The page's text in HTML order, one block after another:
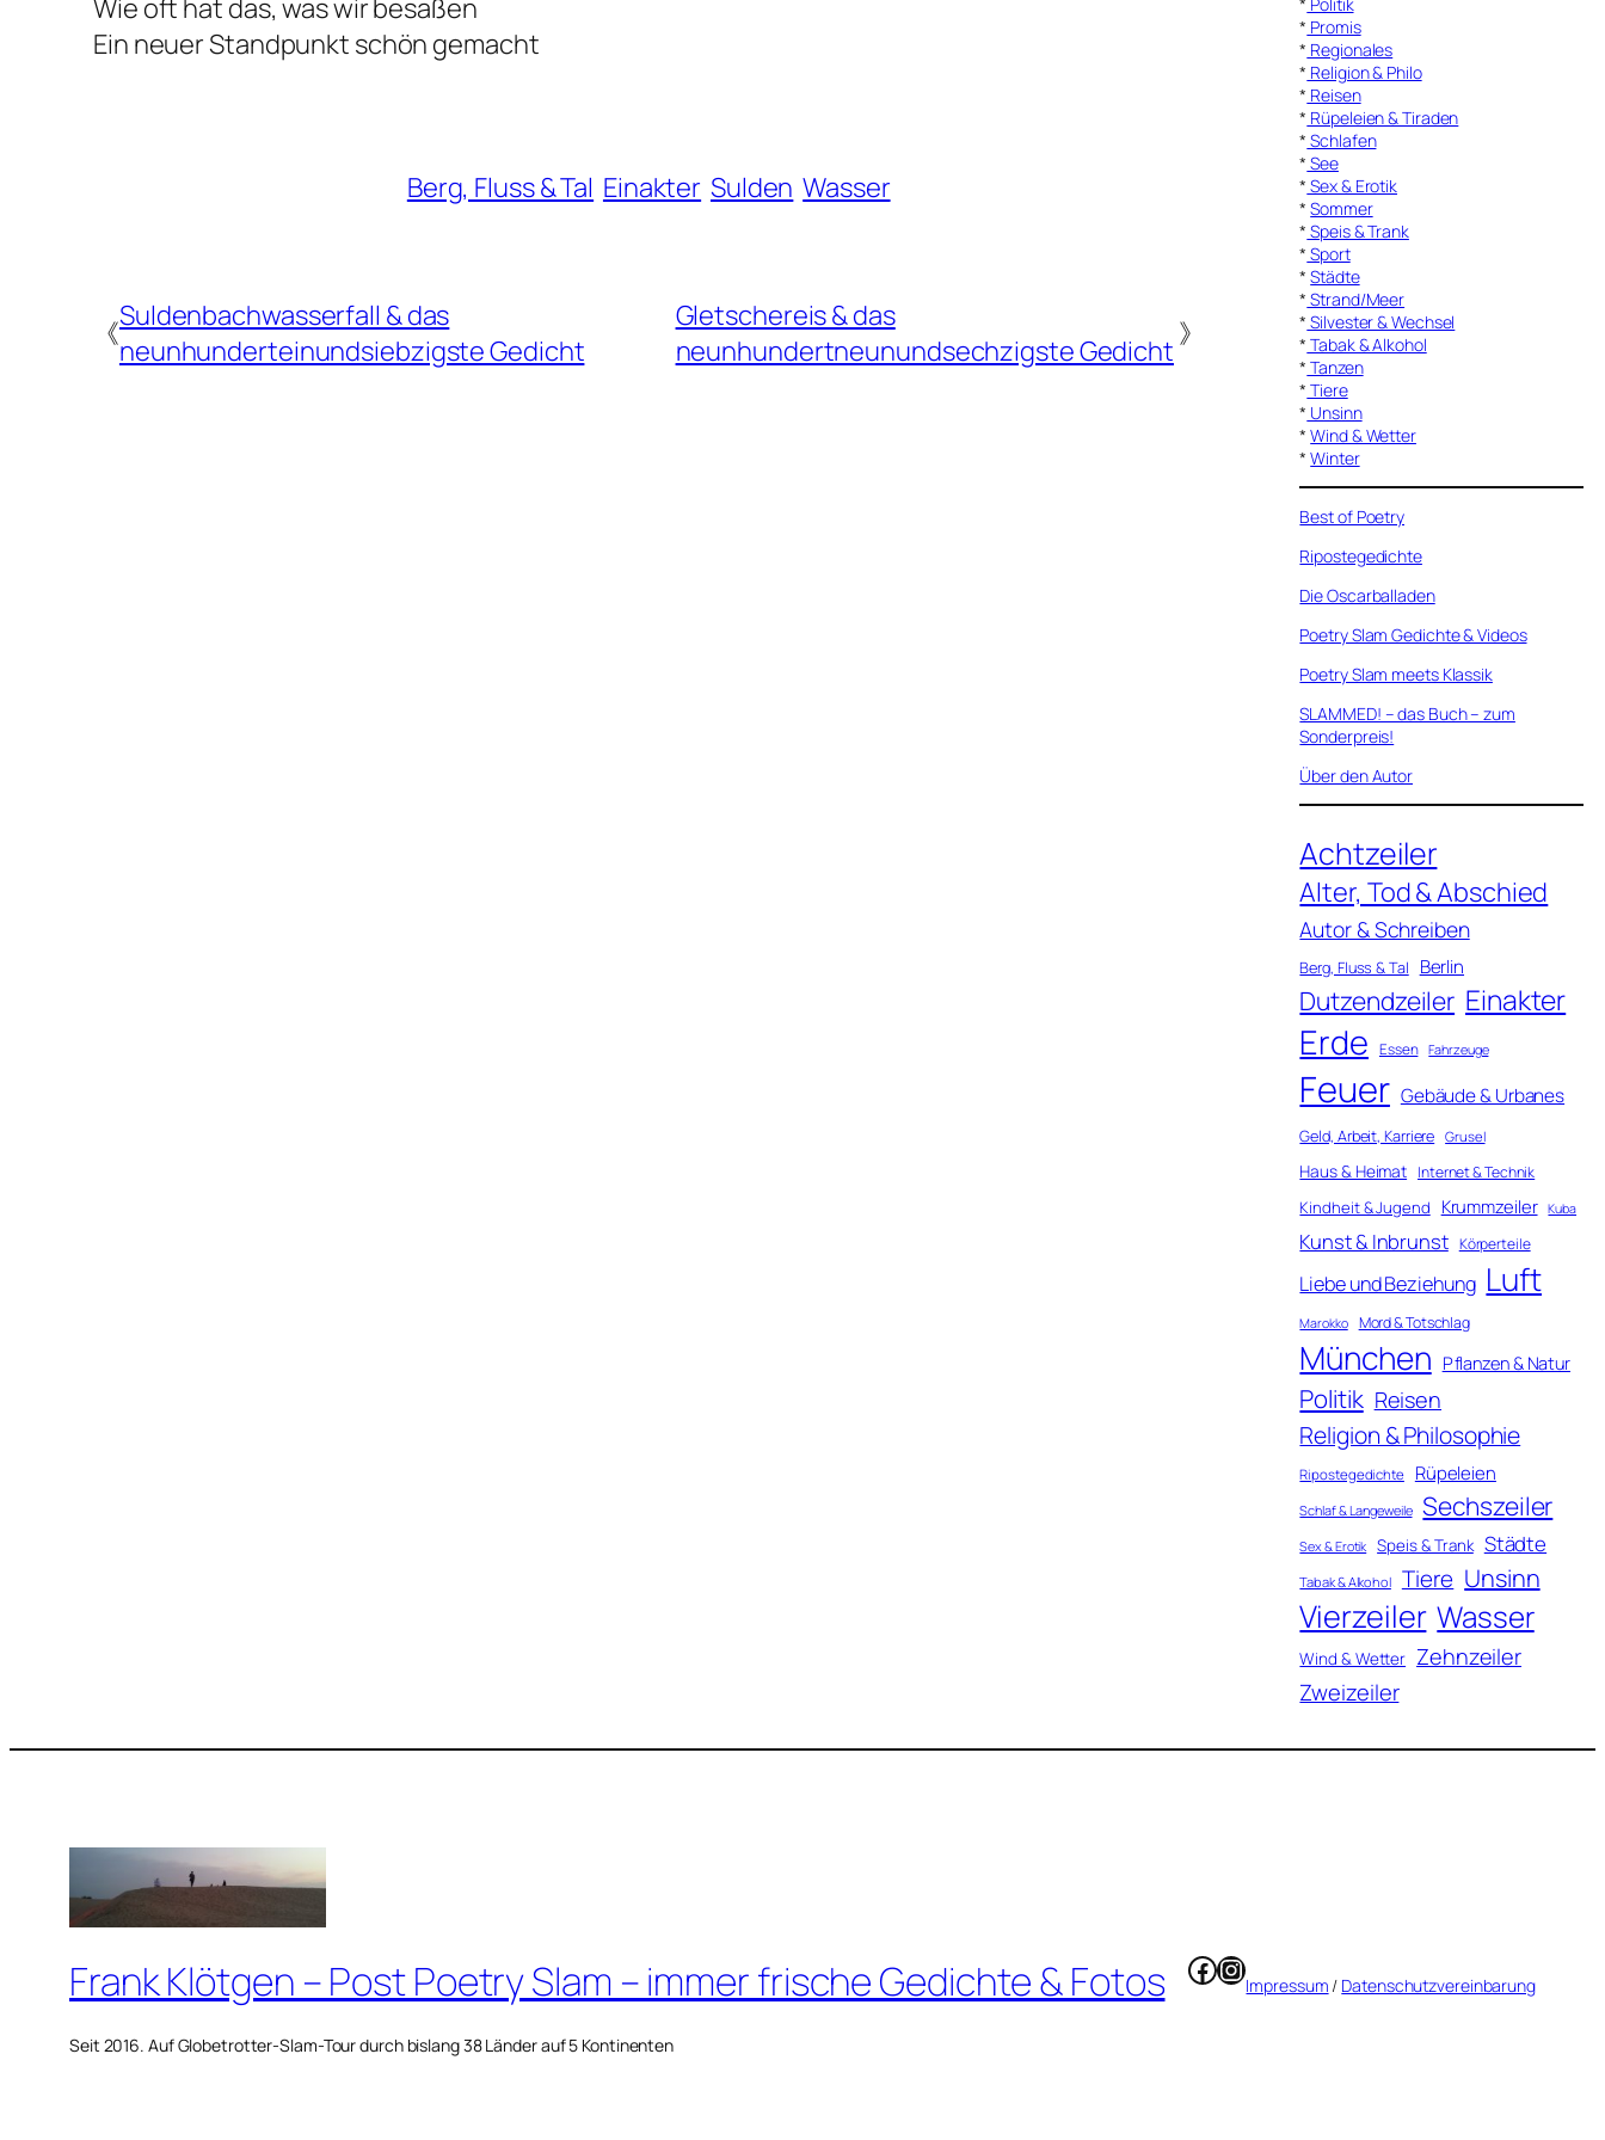
Wie oft hat das, was wir besaßen
Ein neuer Standpunkt schön gemacht
Berg, Fluss & Tal Einakter Sulden Wasser
《Suldenbachwasserfall & das
neunhunderteinundsiebzigste Gedicht
Gletschereis & das
neunhundertneunundsechzigste Gedicht 》
* Promis
* Regionales
* Religion & Philo
* Reisen
* Rüpeleien & Tiraden
* Schlafen
* See
* Sex & Erotik
*Sommer
* Speis & Trank
* Sport
*Städte
* Strand/Meer
* Silvester & Wechsel
* Tabak & Alkohol
* Tanzen
* Tiere
* Unsinn
*Wind & Wetter
*Winter
Best of Poetry
Ripostegedichte
Die Oscarballaden
Poetry Slam Gedichte & Videos
Poetry Slam meets Klassik
SLAMMED! – das Buch – zum
Sonderpreis!
Über den Autor
Achtzeiler
Alter, Tod & Abschied
Autor & Schreiben
Berg, Fluss & Tal Berlin
Dutzendzeiler Einakter
Erde Essen Fahrzeuge
Feuer Gebäude & Urbanes
Geld, Arbeit, Karriere Grusel
Haus & Heimat Internet & Technik
Kindheit & Jugend Krummzeiler Kuba
Kunst & Inbrunst Körperteile
Liebe und Beziehung Luft
Marokko Mord & Totschlag
München Pflanzen & Natur
Politik Reisen
Religion & Philosophie
Ripostegedichte Rüpeleien
Schlaf & Langeweile Sechszeiler
Sex & Erotik Speis & Trank Städte
Tabak & Alkohol Tiere Unsinn
Vierzeiler Wasser
Wind & Wetter Zehnzeiler
Zweizeiler
Frank Klötgen – Post Poetry Slam – immer frische Gedichte & Fotos
Seit 2016. Auf Globetrotter-Slam-Tour durch bislang 38 Länder auf 5 Kontinenten
Facebook
Instagram
Impressum / Datenschutzvereinbarung